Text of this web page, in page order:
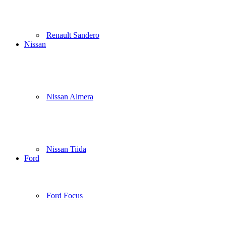
Renault Sandero
Nissan
Nissan Almera
Nissan Tiida
Ford
Ford Focus